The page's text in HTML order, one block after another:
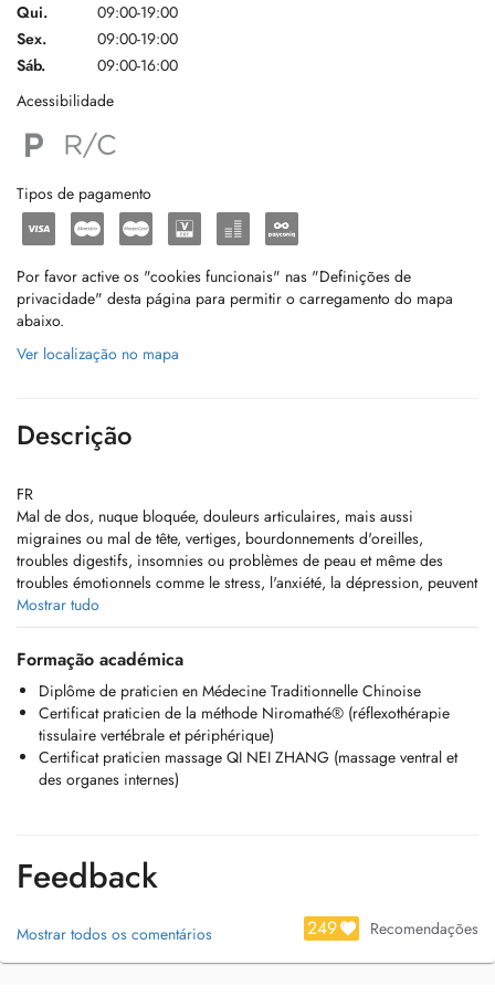
Qui.
09:00-19:00
Sex.
09:00-19:00
Sáb.
09:00-16:00
Acessibilidade
Tipos de pagamento
Por favor active os "cookies funcionais" nas "Definições de
privacidade" desta página para permitir o carregamento do mapa
abaixo.
Ver localização no mapa
Descrição
FR
Mal de dos, nuque bloquée, douleurs articulaires, mais aussi
migraines ou mal de tête, vertiges, bourdonnements d'oreilles,
troubles digestifs, insomnies ou problèmes de peau et même des
troubles émotionnels comme le stress, l'anxiété, la dépression, peuvent
persister et affecter votre quotidien.
Grâce à l'acupuncture ainsi que des techniques issues de la Médecine
Traditionnelle Chinoise : Tuina, ventouses, moxibustion et à la méthode
Niromathé, il est souvent possible de soulager certaines douleurs et
diminuer les troubles fonctionnels, même lorsqu'ils sont présents
depuis longtemps.
Chaque séance est adaptée à votre situation, avec une approche
mieux-être durable.
J'utilise une approche complémentaire à la médecine classique, visant
à aider votre corps à retrouver ses capacités d'équilibre.
Mostrar tudo
Formação académica
Diplôme de praticien en Médecine Traditionnelle Chinoise
Certificat praticien de la méthode Niromathé® (réflexothérapie
tissulaire vertébrale et périphérique)
Certificat praticien massage QI NEI ZHANG (massage ventral et
des organes internes)
Feedback
Mostrar todos os comentários 249 Recomendações